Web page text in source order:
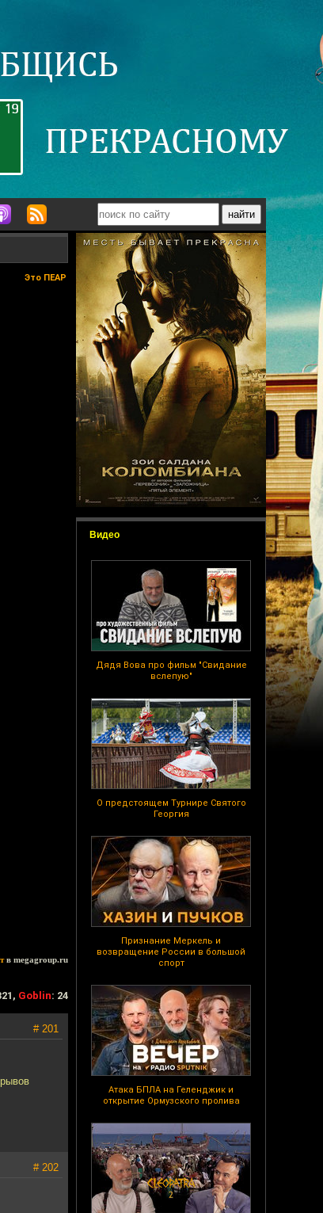
Видео
Дядя Вова про фильм "Свидание
вслепую"
О предстоящем Турнире Святого
Георгия
Признание Меркель и
возвращение России в большой
спорт
Атака БПЛА на Геленджик и
открытие Ормузского пролива
Это ПЕАР
в megagroup.ru
Goblin: 24
# 201
# 202